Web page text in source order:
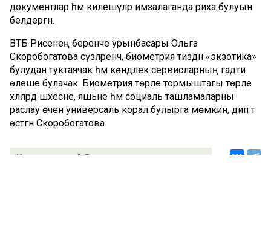
документлар һәм килешүләр имзалаганда риха булуын
белдергән.
ВТБ Рәисенең беренче урынбасары Ольга
Скоробогатова сүзлренчә, биометрия тиздән «экзотика»
булудан туктаячак һәм көндәлек сервисларның гадәти
өлеше булачак. Биометрия төрле тормыштагы төрле
хәлләрдә шәхесне, яшьне һәм социаль ташламаларны
раслау өчен универсаль корал булырга мөмкин, дип тә
өстәгән Скоробогатова.
Комментарий 0